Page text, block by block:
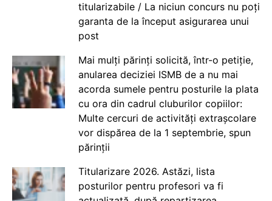
titularizabile / La niciun concurs nu poți
garanta de la început asigurarea unui
post
Mai mulți părinți solicită, într-o petiție,
anularea deciziei ISMB de a nu mai
acorda sumele pentru posturile la plata
cu ora din cadrul cluburilor copiilor:
Multe cercuri de activități extrașcolare
vor dispărea de la 1 septembrie, spun
părinții
Titularizare 2026. Astăzi, lista
posturilor pentru profesori va fi